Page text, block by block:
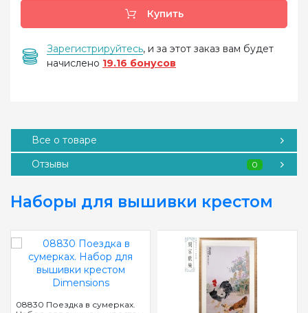
Купить
Зарегистрируйтесь, и за этот заказ вам будет
начислено 19.16 бонусов
Все о товаре
Отзывы
0
Наборы для вышивки крестом
08830 Поездка в сумерках.